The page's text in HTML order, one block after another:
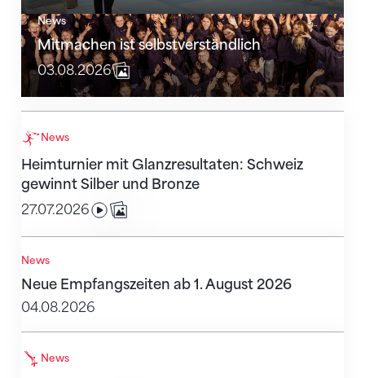
News
Mitmachen ist selbstverständlich
Mitmachen ist selbstverständlich
03.08.2026
News
Heimturnier mit Glanzresultaten: Schweiz
gewinnt Silber und Bronze
27.07.2026
News
Neue Empfangszeiten ab 1. August 2026
04.08.2026
News